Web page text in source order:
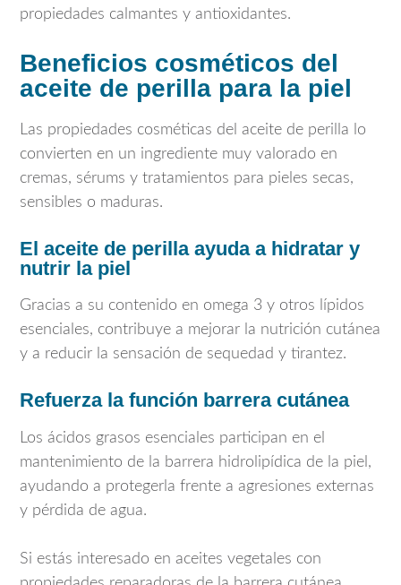
propiedades calmantes y antioxidantes.
Beneficios cosméticos del
aceite de perilla para la piel
Las propiedades cosméticas del aceite de perilla lo
convierten en un ingrediente muy valorado en
cremas, sérums y tratamientos para pieles secas,
sensibles o maduras.
El aceite de perilla ayuda a hidratar y
nutrir la piel
Gracias a su contenido en omega 3 y otros lípidos
esenciales, contribuye a mejorar la nutrición cutánea
y a reducir la sensación de sequedad y tirantez.
Refuerza la función barrera cutánea
Los ácidos grasos esenciales participan en el
mantenimiento de la barrera hidrolipídica de la piel,
ayudando a protegerla frente a agresiones externas
y pérdida de agua.
Si estás interesado en aceites vegetales con